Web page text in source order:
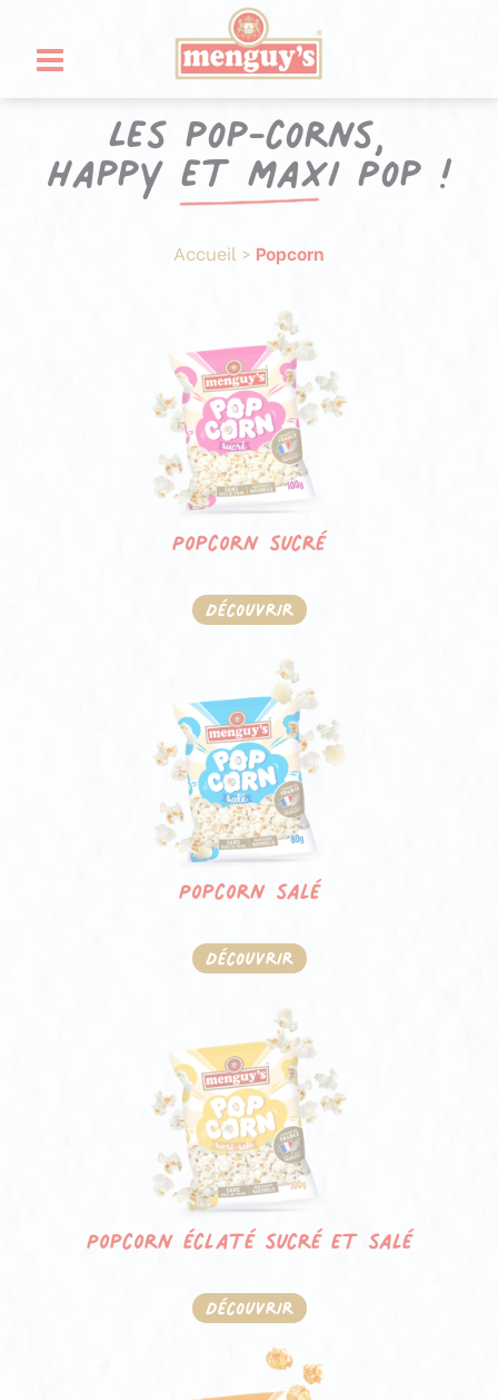
contenu
Les pop-corns,
happy et maxi Pop !
Accueil > Popcorn
Popcorn sucré
Découvrir
Popcorn salé
Découvrir
Popcorn éclaté sucré et salé
Découvrir
Panneau de gestion des cookies